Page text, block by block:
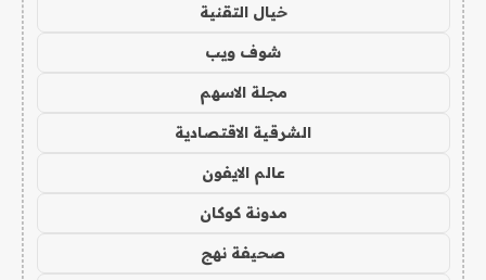
خيال التقنية
شوف ويب
مجلة الاسهم
الشرقية الاقتصادية
عالم الايفون
مدونة كوكان
صحيفة نهج